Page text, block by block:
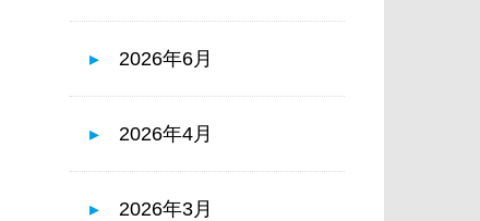
2026年6月
2026年4月
2026年3月